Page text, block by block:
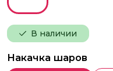
В наличии
Накачка шаров